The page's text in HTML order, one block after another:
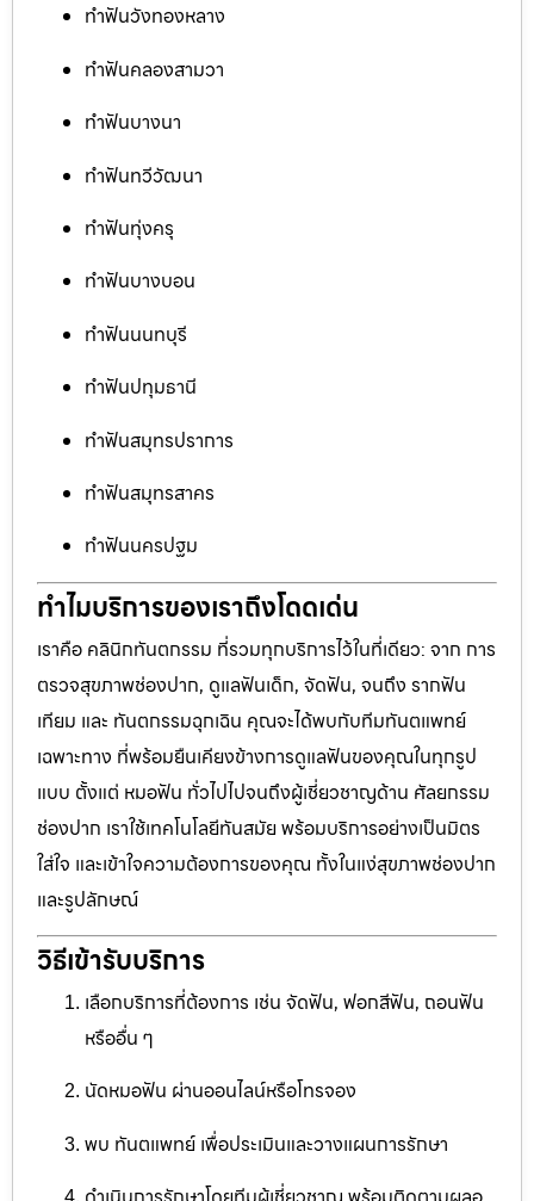
ทำฟันวังทองหลาง
ทำฟันคลองสามวา
ทำฟันบางนา
ทำฟันทวีวัฒนา
ทำฟันทุ่งครุ
ทำฟันบางบอน
ทำฟันนนทบุรี
ทำฟันปทุมธานี
ทำฟันสมุทรปราการ
ทำฟันสมุทรสาคร
ทำฟันนครปฐม
ทำไมบริการของเราถึงโดดเด่น
เราคือ คลินิกทันตกรรม ที่รวมทุกบริการไว้ในที่เดียว: จาก การ
ตรวจสุขภาพช่องปาก, ดูแลฟันเด็ก, จัดฟัน, จนถึง รากฟัน
เทียม และ ทันตกรรมฉุกเฉิน คุณจะได้พบกับทีมทันตแพทย์
เฉพาะทาง ที่พร้อมยืนเคียงข้างการดูแลฟันของคุณในทุกรูป
แบบ ตั้งแต่ หมอฟัน ทั่วไปไปจนถึงผู้เชี่ยวชาญด้าน ศัลยกรรม
ช่องปาก เราใช้เทคโนโลยีทันสมัย พร้อมบริการอย่างเป็นมิตร
ใส่ใจ และเข้าใจความต้องการของคุณ ทั้งในแง่สุขภาพช่องปาก
และรูปลักษณ์
วิธีเข้ารับบริการ
เลือกบริการที่ต้องการ เช่น จัดฟัน, ฟอกสีฟัน, ถอนฟัน
หรืออื่น ๆ
นัดหมอฟัน ผ่านออนไลน์หรือโทรจอง
พบ ทันตแพทย์ เพื่อประเมินและวางแผนการรักษา